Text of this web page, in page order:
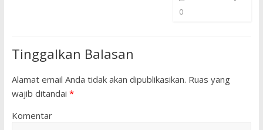
0
Tinggalkan Balasan
Alamat email Anda tidak akan dipublikasikan. Ruas yang
wajib ditandai *
Komentar